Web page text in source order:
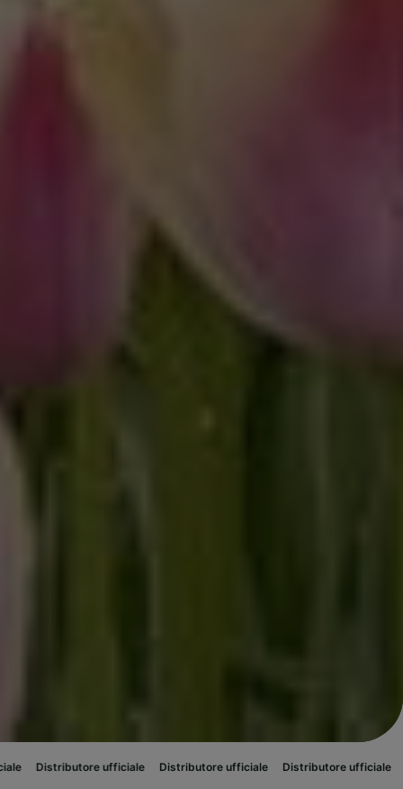
ufficiale Distributore ufficiale Distributore ufficiale Distributore